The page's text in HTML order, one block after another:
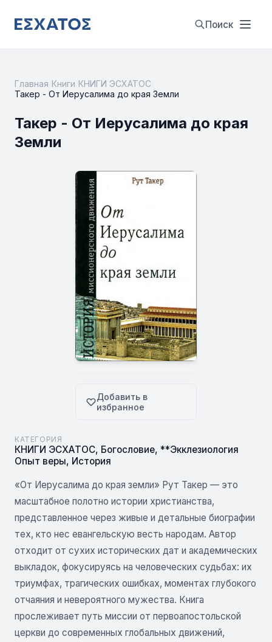
Поиск
Главная Книги КНИГИ ЭСХАТОС
Такер - От Иерусалима до края Земли
Такер - От Иерусалима до края
Земли
Добавить в
избранное
КАТЕГОРИЯ
КНИГИ ЭСХАТОС, Богословие, **Экклезиология
Опыт веры, История
«От Иерусалима до края земли» Рут Такер — это
масштабное полотно истории христианства,
представленное через живые и детальные биографии
тех, кто нес евангельскую весть народам. Автор
отходит от сухих исторических дат и академических
выкладок, фокусируясь на человеческих судьбах: их
триумфах, трагических ошибках, моментах глубокого
отчаяния и невероятного мужества. Книга
прослеживает путь миссии от первоапостольской
церкви до современных глобальных движений,